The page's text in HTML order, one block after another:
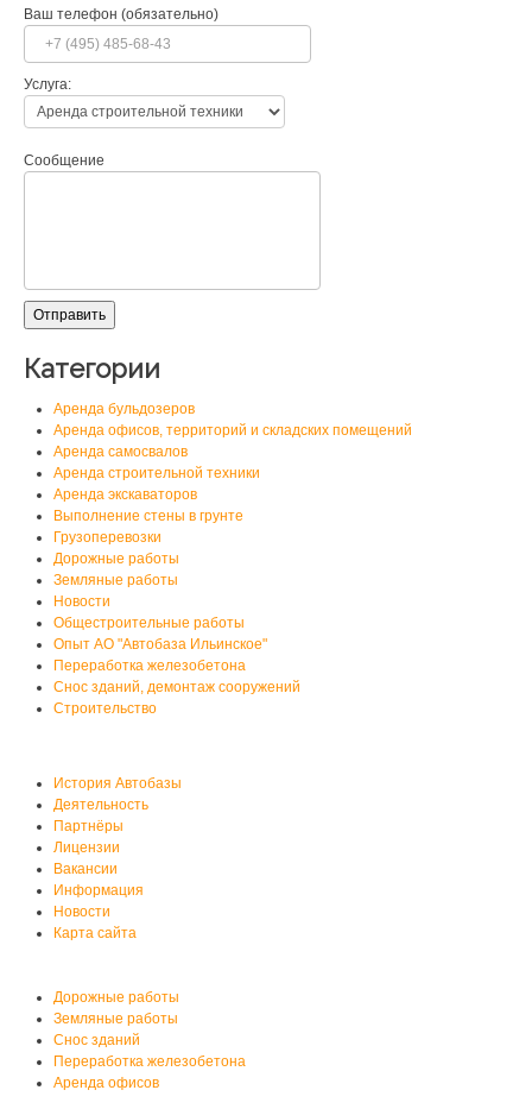
Ваш телефон (обязательно)
Услуга:
Сообщение
Категории
Аренда бульдозеров
Аренда офисов, территорий и складских помещений
Аренда самосвалов
Аренда строительной техники
Аренда экскаваторов
Выполнение стены в грунте
Грузоперевозки
Дорожные работы
Земляные работы
Новости
Общестроительные работы
Опыт АО "Автобаза Ильинское"
Переработка железобетона
Снос зданий, демонтаж сооружений
Строительство
История Автобазы
Деятельность
Партнёры
Лицензии
Вакансии
Информация
Новости
Карта сайта
Дорожные работы
Земляные работы
Снос зданий
Переработка железобетона
Аренда офисов